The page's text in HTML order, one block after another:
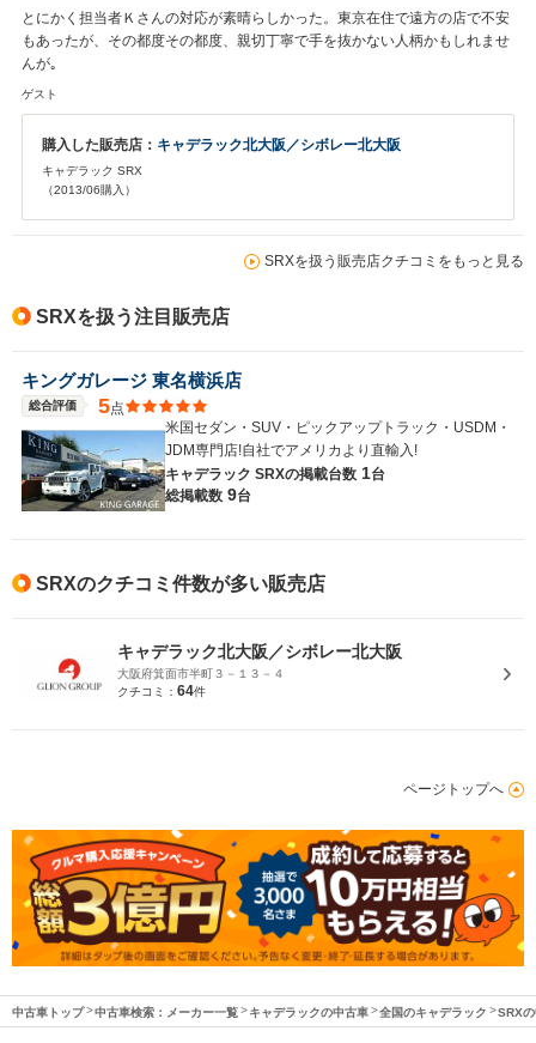
とにかく担当者Ｋさんの対応が素晴らしかった。東京在住で遠方の店で不安
もあったが、その都度その都度、親切丁寧で手を抜かない人柄かもしれませ
んが｡
ゲスト
購入した販売店： キャデラック北大阪／シボレー北大阪
キャデラック SRX
（2013/06購入）
SRXを扱う販売店クチコミをもっと見る
SRXを扱う注目販売店
キングガレージ 東名横浜店
総合評価 5点
米国セダン・SUV・ピックアップトラック・USDM・
JDM専門店!自社でアメリカより直輸入!
キャデラック SRXの掲載台数 1台
総掲載数 9台
SRXのクチコミ件数が多い販売店
キャデラック北大阪／シボレー北大阪
大阪府箕面市半町３－１３－４
クチコミ： 64件
ページトップへ
中古車トップ 中古車検索：メーカー一覧 キャデラックの中古車 全国のキャデラック SRX